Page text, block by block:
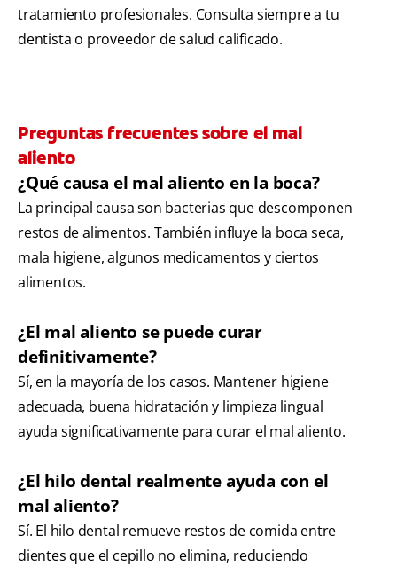
tratamiento profesionales. Consulta siempre a tu
dentista o proveedor de salud calificado.
Preguntas frecuentes sobre el mal
aliento
¿Qué causa el mal aliento en la boca?
La principal causa son bacterias que descomponen
restos de alimentos. También influye la boca seca,
mala higiene, algunos medicamentos y ciertos
alimentos.
¿El mal aliento se puede curar
definitivamente?
Sí, en la mayoría de los casos. Mantener higiene
adecuada, buena hidratación y limpieza lingual
ayuda significativamente para curar el mal aliento.
¿El hilo dental realmente ayuda con el
mal aliento?
Sí. El hilo dental remueve restos de comida entre
dientes que el cepillo no elimina, reduciendo